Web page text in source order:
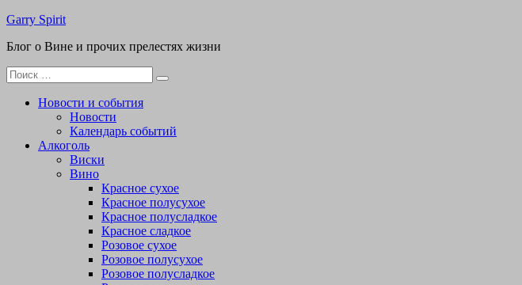
Перейти
содержимому
Garry Spirit
Блог о Вине и прочих прелестях жизни
Поиск
для:
Новости и события
Новости
Календарь событий
Алкоголь
Виски
Вино
Красное сухое
Красное полусухое
Красное полусладкое
Красное сладкое
Розовое сухое
Розовое полусухое
Розовое полусладкое